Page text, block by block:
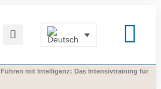
Führen mit Intelligenz: Das Intensivtraining für